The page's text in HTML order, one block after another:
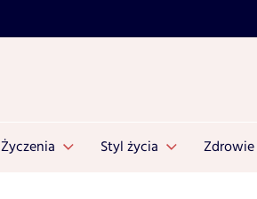
Życzenia Styl życia Zdrowie